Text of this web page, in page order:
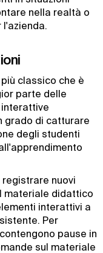
nella realtà o
classico che è
parte delle
interattive
grado di catturare
degli studenti
nuovi
materiale didattico
interattivi a
Per
pause in
sul materiale